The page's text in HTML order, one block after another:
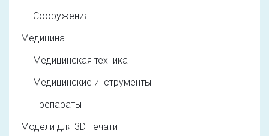
Сооружения
Медицина
Медицинская техника
Медицинские инструменты
Препараты
Модели для 3D печати